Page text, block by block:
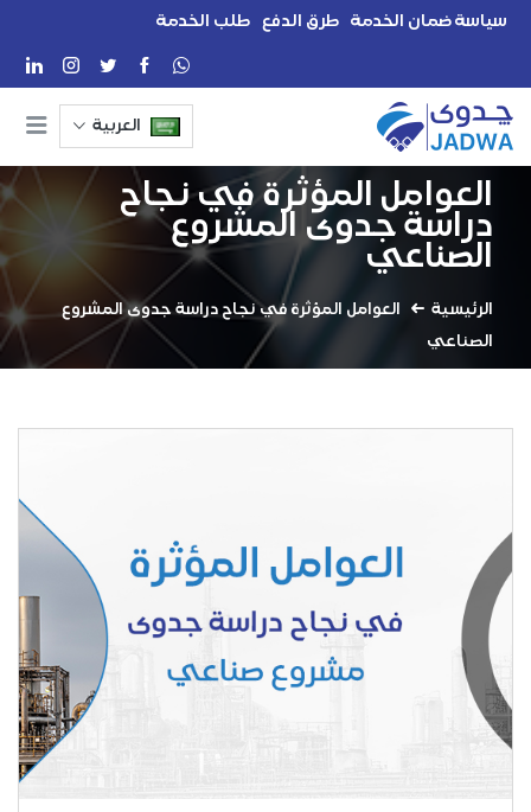
سياسة ضمان الخدمة طرق الدفع طلب الخدمة
العربية
العوامل المؤثرة في نجاح
دراسة جدوى المشروع
الصناعي
الرئيسية
العوامل المؤثرة في نجاح دراسة جدوى المشروع
الصناعي